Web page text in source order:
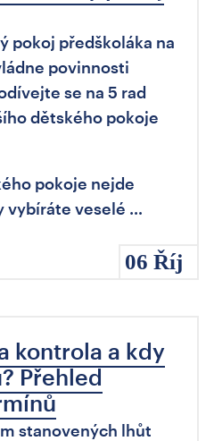
06 Říj
pokoj předškoláka na
povinnosti
se na 5 rad
dětského pokoje
pokoje nejde
vybíráte veselé …
kontrola a kdy
Přehled
stanovených lhůt